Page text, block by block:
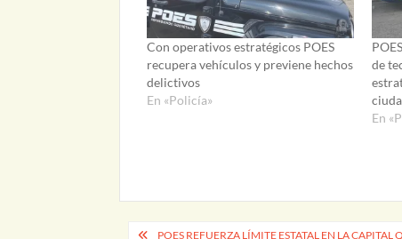
Con operativos estratégicos POES
recupera vehículos y previene hechos
delictivos
En «Policía»
de
En
POES REFUERZA LÍMITE ESTATAL EN LA CAPITAL